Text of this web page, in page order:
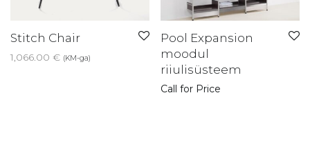
Stitch Chair
1,066.00 € (KM-ga)
Pool Expansion
moodul
riiulisüsteem
Call for Price